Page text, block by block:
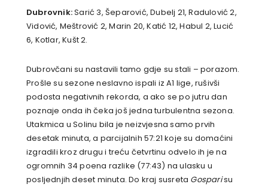
Dubrovnik:Sarić 3, Šeparović, Dubelj 21, Radulović 2,
Vidović, Meštrović 2, Marin 20, Katić 12, Habul 2, Lucić
6, Kotlar, Kušt 2.
Dubrovčani su nastavili tamo gdje su stali – porazom.
Prošle su sezone neslavno ispali iz A1 lige, rušivši
podosta negativnih rekorda, a ako se po jutru dan
poznaje onda ih čeka još jedna turbulentna sezona.
Utakmica u Solinu bila je neizvjesna samo prvih
desetak minuta, a parcijalnih 57:21 koje su domaćini
izgradili kroz drugu i treću četvrtinu odvelo ih je na
ogromnih 34 poena razlike (77:43) na ulasku u
posljednjih deset minuta. Do kraj susreta Gosparisu